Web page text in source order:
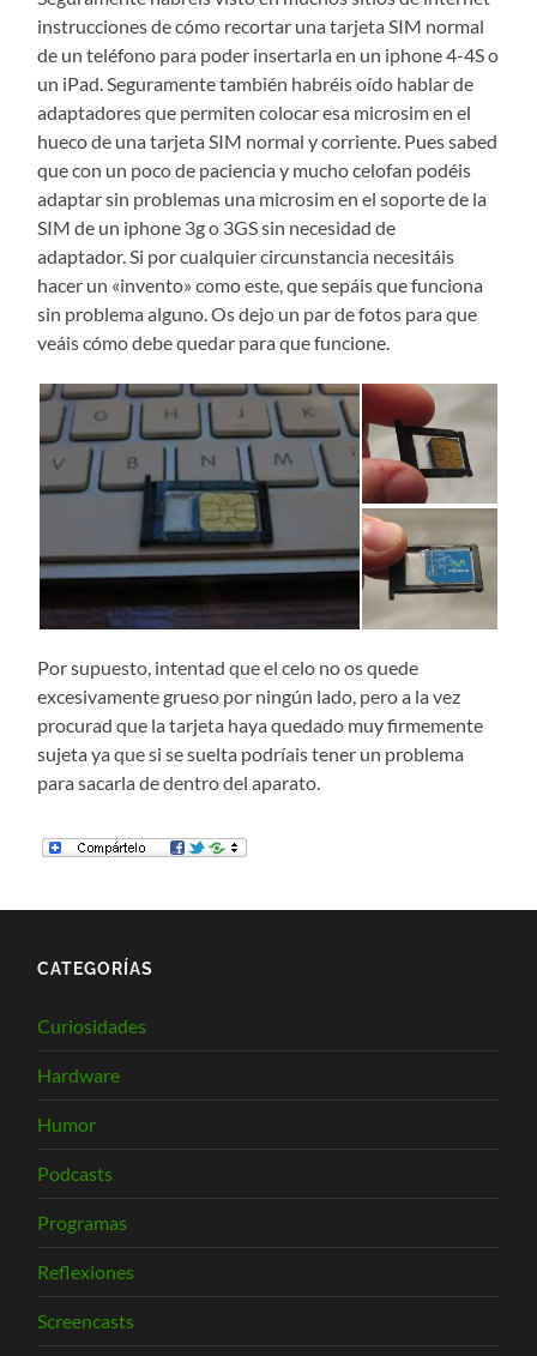
instrucciones de cómo recortar una tarjeta SIM normal
de un teléfono para poder insertarla en un iphone 4-4S o
un iPad. Seguramente también habréis oído hablar de
adaptadores que permiten colocar esa microsim en el
hueco de una tarjeta SIM normal y corriente. Pues sabed
que con un poco de paciencia y mucho celofan podéis
adaptar sin problemas una microsim en el soporte de la
SIM de un iphone 3g o 3GS sin necesidad de
adaptador. Si por cualquier circunstancia necesitáis
hacer un «invento» como este, que sepáis que funciona
sin problema alguno. Os dejo un par de fotos para que
veáis cómo debe quedar para que funcione.
Por supuesto, intentad que el celo no os quede
excesivamente grueso por ningún lado, pero a la vez
procurad que la tarjeta haya quedado muy firmemente
sujeta ya que si se suelta podríais tener un problema
para sacarla de dentro del aparato.
CATEGORÍAS
Curiosidades
Hardware
Humor
Podcasts
Programas
Reflexiones
Screencasts